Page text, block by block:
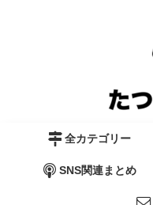
全カテゴリー
SNS関連まとめ